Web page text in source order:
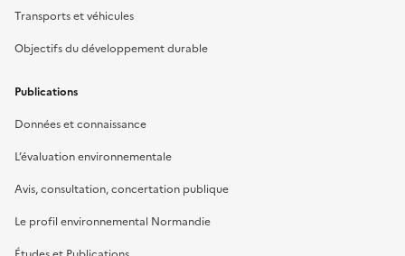
Transports et véhicules
Objectifs du développement durable
Publications
Données et connaissance
L’évaluation environnementale
Avis, consultation, concertation publique
Le profil environnemental Normandie